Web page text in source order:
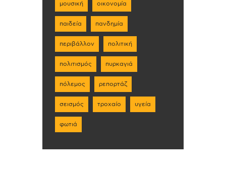
μουσική οικονομία
παιδεία πανδημία
περιβάλλον πολιτική
πολιτισμός πυρκαγιά
πόλεμος ρεπορτάζ
σεισμός τροχαίο υγεία
φωτιά